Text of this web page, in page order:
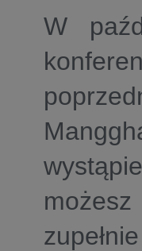
W